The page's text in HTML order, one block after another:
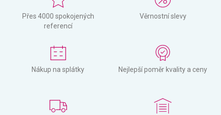
Přes 4000 spokojených
referencí
Věrnostní slevy
Nákup na splátky Nejlepší poměr kvality a ceny